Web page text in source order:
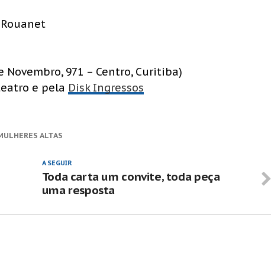
Novembro, 971 – Centro, Curitiba)
e pela Disk Ingressos
ALTAS
A SEGUIR
Toda carta um convite, toda peça
uma resposta